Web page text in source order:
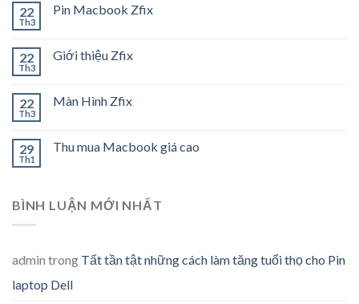
22
Th3
Pin Macbook Zfix
22
Th3
Giới thiệu Zfix
22
Th3
Màn Hình Zfix
29
Th1
Thu mua Macbook giá cao
BÌNH LUẬN MỚI NHẤT
admin trong Tất tần tật những cách làm tăng tuổi thọ cho Pin
laptop Dell